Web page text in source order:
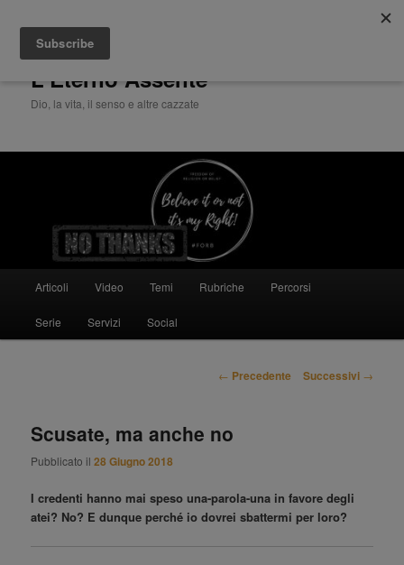
L'Eterno Assente
Dio, la vita, il senso e altre cazzate
Cerca
principale
Vai
al
Articoli Video Temi Rubriche Percorsi
Serie Servizi Social
Navigazione
← Precedente Successivi →
Scusate, ma anche no
Pubblicato il28 Giugno 2018
I credenti hanno mai speso una-parola-una in favore degli
atei? No? E dunque perché io dovrei sbattermi per loro?